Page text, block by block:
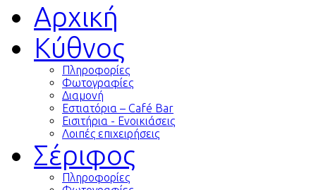
Αρχική
Kύθνος
Πληροφορίες
Φωτογραφίες
Διαμονή
Εστιατόρια – Café Bar
Εισιτήρια - Ενοικιάσεις
Λοιπές επιχειρήσεις
Σέριφος
Πληροφορίες